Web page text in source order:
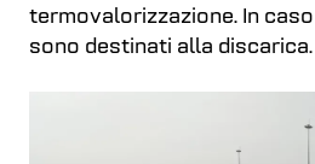
termovalorizzazione. In
sono destinati alla discarica.